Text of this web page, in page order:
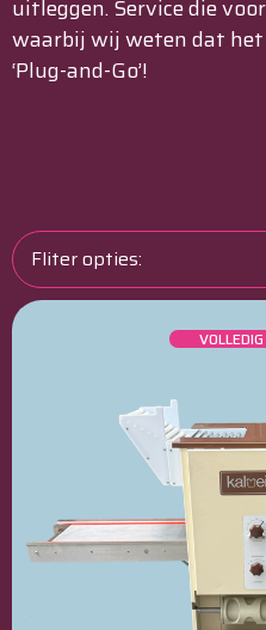
uitleggen. Service die
waarbij wij weten dat
‘Plug-and-Go’!
Fliter opties: